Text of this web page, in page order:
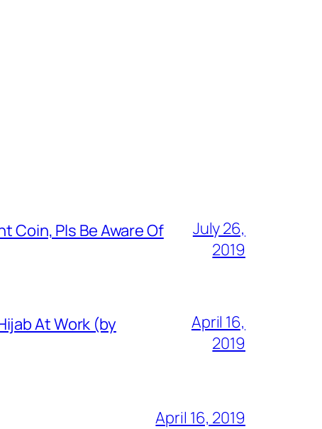
Coin, Pls Be Aware Of
July 26,
2019
At Work (by
April 16,
2019
April 16, 2019